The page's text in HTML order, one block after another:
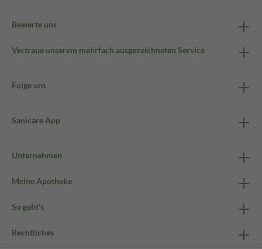
Bewerte uns
Vertraue unserem mehrfach ausgezeichneten Service
Folge uns
Sanicare App
Unternehmen
Meine Apotheke
So geht's
Rechtliches